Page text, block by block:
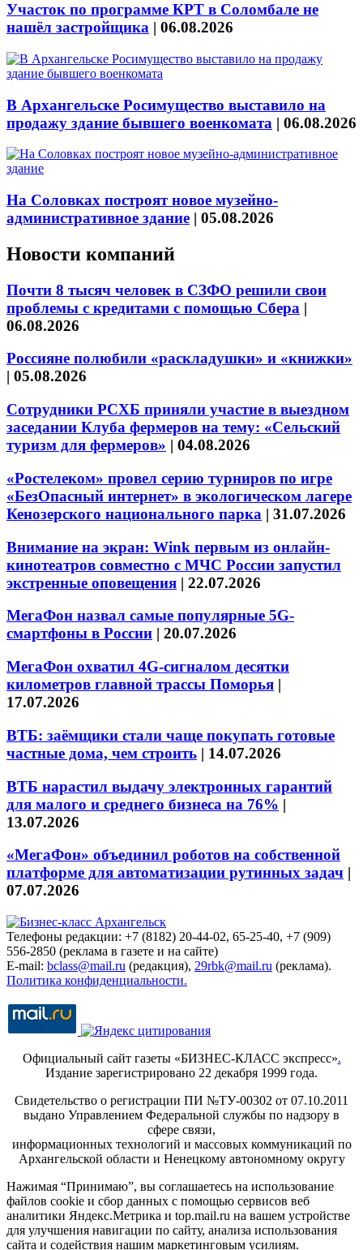
Участок по программе КРТ в Соломбале не
нашёл застройщика | 06.08.2026
В Архангельске Росимущество выставило на
продажу здание бывшего военкомата | 06.08.2026
На Соловках построят новое музейно-
административное здание | 05.08.2026
Новости компаний
Почти 8 тысяч человек в СЗФО решили свои
проблемы с кредитами с помощью Сбера |
06.08.2026
Россияне полюбили «раскладушки» и «книжки»
| 05.08.2026
Сотрудники РСХБ приняли участие в выездном
заседании Клуба фермеров на тему: «Сельский
туризм для фермеров» | 04.08.2026
«Ростелеком» провел серию турниров по игре
«БезОпасный интернет» в экологическом лагере
Кенозерского национального парка | 31.07.2026
Внимание на экран: Wink первым из онлайн-
кинотеатров совместно с МЧС России запустил
экстренные оповещения | 22.07.2026
МегаФон назвал самые популярные 5G-
смартфоны в России | 20.07.2026
МегаФон охватил 4G-сигналом десятки
километров главной трассы Поморья |
17.07.2026
ВТБ: заёмщики стали чаще покупать готовые
частные дома, чем строить | 14.07.2026
ВТБ нарастил выдачу электронных гарантий
для малого и среднего бизнеса на 76% |
13.07.2026
«МегаФон» объединил роботов на собственной
платформе для автоматизации рутинных задач |
07.07.2026
Телефоны редакции: +7 (8182) 20-44-02, 65-25-40, +7 (909)
556-2850 (реклама в газете и на сайте)
E-mail: bclass@mail.ru (редакция), 29rbk@mail.ru (реклама).
Политика конфиденциальности.
Официальный сайт газеты «БИЗНЕС-КЛАСС экспресс».
Издание зарегистрировано 22 декабря 1999 года.
Свидетельство о регистрации ПИ №ТУ-00302 от 07.10.2011
выдано Управлением Федеральной службы по надзору в
сфере связи,
информационных технологий и массовых коммуникаций по
Архангельской области и Ненецкому автономному округу
Нажимая “Принимаю”, вы соглашаетесь на использование
файлов cookie и сбор данных с помощью сервисов веб
аналитики Яндекс.Метрика и top.mail.ru на вашем устройстве
для улучшения навигации по сайту, анализа использования
сайта и содействия нашим маркетинговым усилиям.